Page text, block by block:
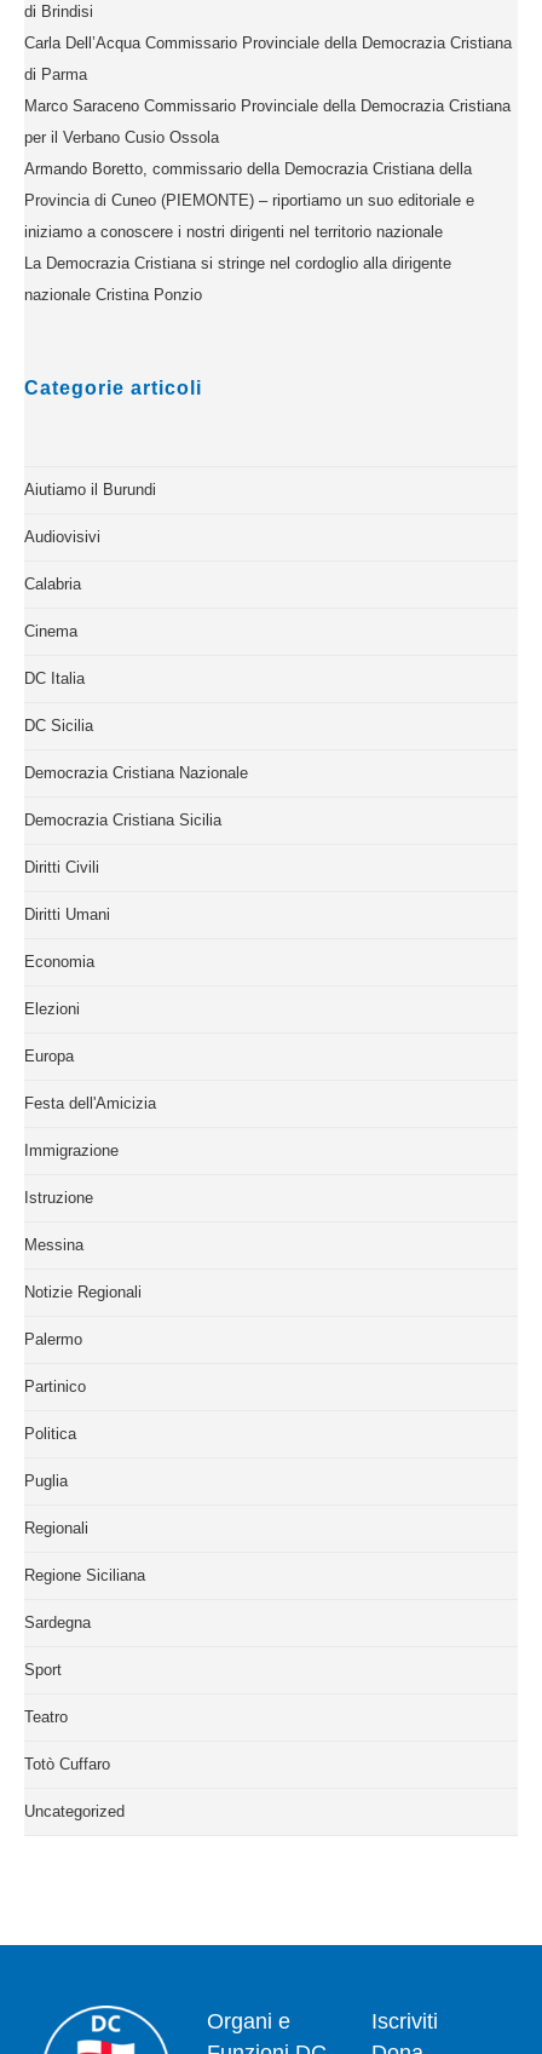
di Brindisi
Carla Dell’Acqua Commissario Provinciale della Democrazia Cristiana
di Parma
Marco Saraceno Commissario Provinciale della Democrazia Cristiana
per il Verbano Cusio Ossola
Armando Boretto, commissario della Democrazia Cristiana della
Provincia di Cuneo (PIEMONTE) – riportiamo un suo editoriale e
iniziamo a conoscere i nostri dirigenti nel territorio nazionale
La Democrazia Cristiana si stringe nel cordoglio alla dirigente
nazionale Cristina Ponzio
Categorie articoli
Aiutiamo il Burundi
Audiovisivi
Calabria
Cinema
DC Italia
DC Sicilia
Democrazia Cristiana Nazionale
Democrazia Cristiana Sicilia
Diritti Civili
Diritti Umani
Economia
Elezioni
Europa
Festa dell'Amicizia
Immigrazione
Istruzione
Messina
Notizie Regionali
Palermo
Partinico
Politica
Puglia
Regionali
Regione Siciliana
Sardegna
Sport
Teatro
Totò Cuffaro
Uncategorized
Organi e
Iscriviti